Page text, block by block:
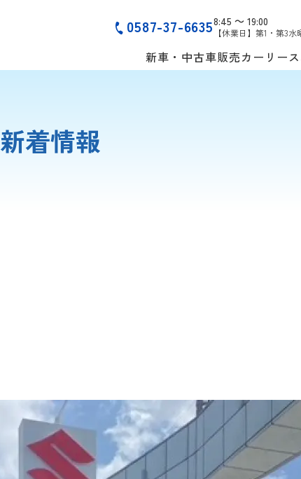
新車・中古車販売カーリース
0587-37-66358:45 ～ 19:00
【休業日】第1・第3水
新着情報